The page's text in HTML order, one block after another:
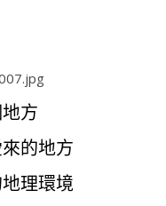
方
的地方
理環境